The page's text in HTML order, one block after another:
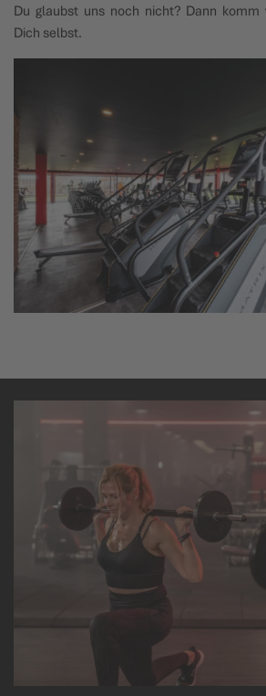
Du glaubst uns noch nicht? Dann komm
Dich selbst.